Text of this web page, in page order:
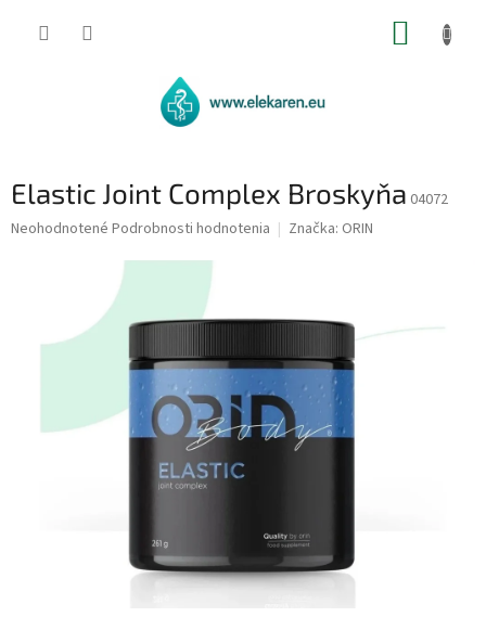
Elastic Joint Complex Broskyňa 04072
Priemerné
Neohodnotené Podrobnosti hodnotenia Značka: ORIN